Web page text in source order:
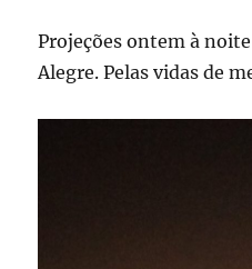
Projeções ontem à
Alegre. Pelas vidas de